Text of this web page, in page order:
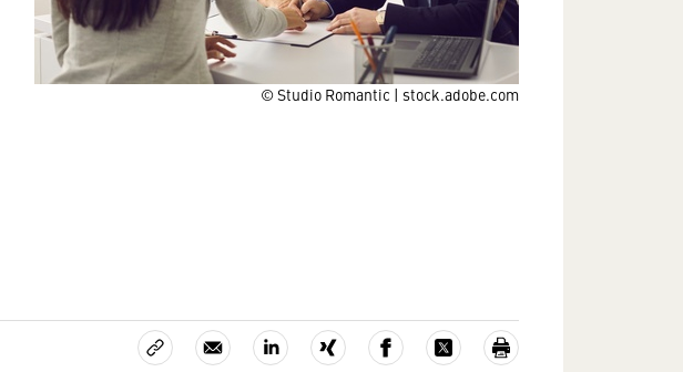
© Studio Romantic | stock.adobe.com